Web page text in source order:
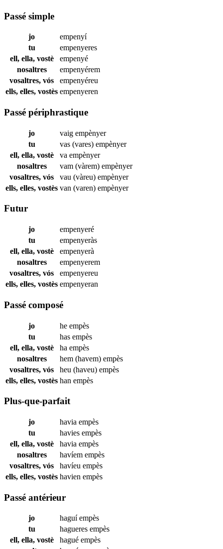
Passé simple
jo
empenyí
tu
empenyeres
ell, ella, vostè
empenyé
nosaltres
empenyérem
vosaltres, vós
empenyéreu
ells, elles, vostès empenyeren
Passé périphrastique
jo vaig empènyer
tu
vas (vares) empènyer
ell, ella, vostè
va empènyer
nosaltres
vam (vàrem) empènyer
vosaltres, vós
vau (vàreu) empènyer
ells, elles, vostès van (varen) empènyer
Futur
jo
empenyeré
tu
empenyeràs
ell, ella, vostè
empenyerà
nosaltres
empenyerem
vosaltres, vós
empenyereu
ells, elles, vostès empenyeran
Passé composé
jo he empès
tu
has empès
ell, ella, vostè
ha empès
nosaltres
hem (havem) empès
vosaltres, vós
heu (haveu) empès
ells, elles, vostès han empès
Plus-que-parfait
jo havia empès
tu
havies empès
ell, ella, vostè
havia empès
nosaltres
havíem empès
vosaltres, vós
havíeu empès
ells, elles, vostès havien empès
Passé antérieur
jo haguíempès
tu
hagueres empès
ell, ella, vostè
hagué empès